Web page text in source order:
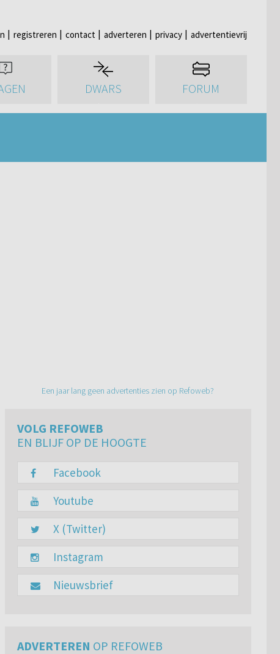
registreren contact adverteren privacy advertentievrij
DWARS FORUM
Een jaar lang geen advertenties zien op Refoweb?
VOLG REFOWEB
EN BLIJF OP DE HOOGTE
Facebook
Youtube
X (Twitter)
Instagram
Nieuwsbrief
ADVERTEREN OP REFOWEB